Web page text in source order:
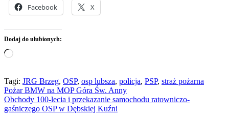
Facebook X
Dodaj do ulubionych:
Wczytywanie…
Tagi: JRG Brzeg, OSP, osp lubsza, policja, PSP, straż pożarna
Nawigacja
wpisu
Pożar BMW na MOP Góra Św. Anny
Obchody 100-lecia i przekazanie samochodu ratowniczo-
gaśniczego OSP w Dębskiej Kuźni